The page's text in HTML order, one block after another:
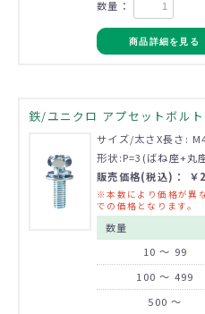
数量：
商品詳細を見る
鉄/ユニクロ アプセットボル
サイズ/太さX長さ:
形状:P=3(ばね座+丸
販売価格(税込)： ￥
※本数により価格が異
での価格となります。
数量
10 ～ 99
100 ～ 499
500 ～